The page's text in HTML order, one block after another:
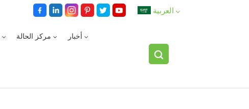
العربية
مركز الحالة أخبار